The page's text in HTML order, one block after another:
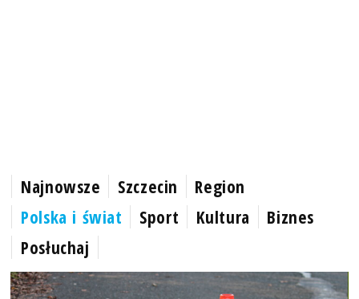
Najnowsze Szczecin
Region
Polska i świat
Sport Kultura
Biznes
Posłuchaj